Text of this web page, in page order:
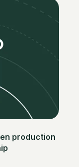
production